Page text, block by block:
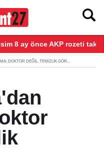
8 ay önce AKP rozeti
DOKTOR DEĞIL, TEMIZLIK GÖR...